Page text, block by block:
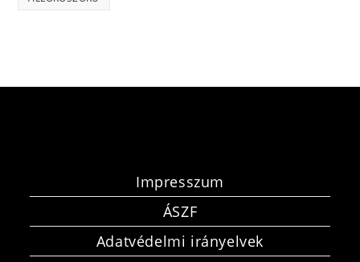
Impresszum
ÁSZF
Adatvédelmi irányelvek